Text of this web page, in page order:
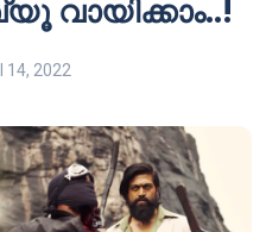
വായിക്കാം..!
14, 2022